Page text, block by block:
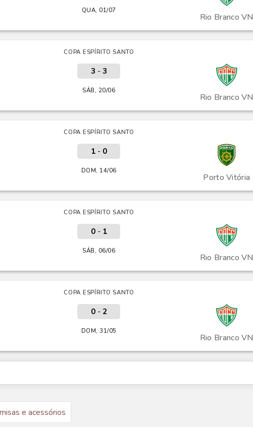
Rio Branco VN
QUA, 01/07
COPA ESPÍRITO SANTO
Rio Branco VN
3 - 3
SÁB, 20/06
COPA ESPÍRITO SANTO
Porto Vitória
1- 0
DOM, 14/06
COPA ESPÍRITO SANTO
Rio Branco VN
0- 1
SÁB, 06/06
COPA ESPÍRITO SANTO
Rio Branco VN
0- 2
DOM, 31/05
e acessórios